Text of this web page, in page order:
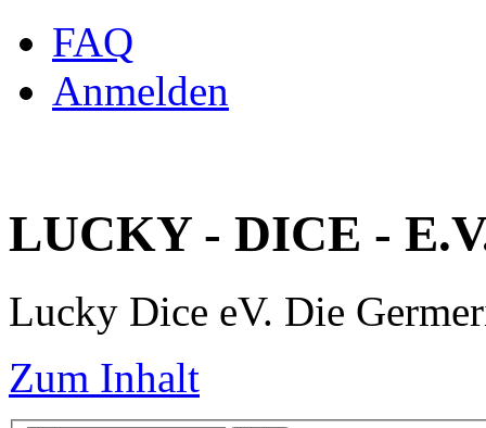
FAQ
Anmelden
LUCKY - DICE -
Lucky Dice eV. Die
Zum Inhalt